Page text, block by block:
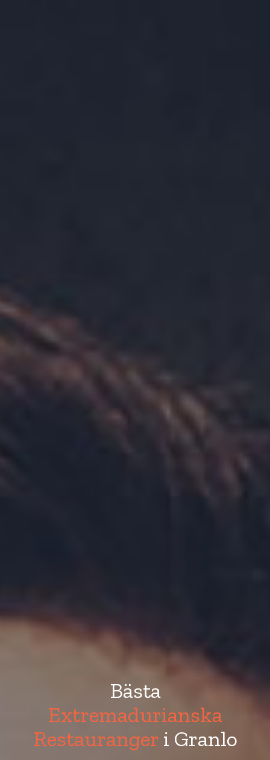
Bästa
Extremadurianska
Restaurangeri Granlo